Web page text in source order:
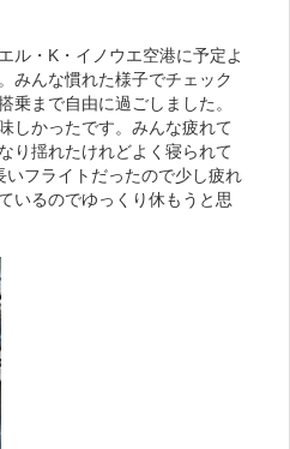
ル・K・イノウエ空港に予定よ
みんな慣れた様子でチェック
乗まで自由に過ごしました。
しかったです。みんな疲れて
り揺れたけれどよく寝られて
フライトだったので少し疲れ
いるのでゆっくり休もうと思